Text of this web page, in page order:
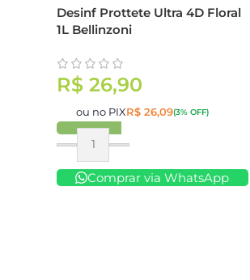
Desinf Prottete Ultra 4D Floral
1L Bellinzoni
R$ 26,90
ou no PIXR$ 26,09(3% OFF)
Comprar
Comprar via WhatsApp